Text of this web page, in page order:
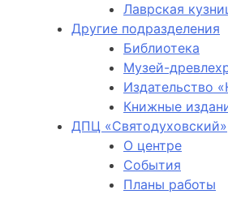
Лаврская
Другие подразделения
Библиотека
Музей-
Издательство
Книжные
ДПЦ «Святодуховский»
О центре
События
Планы работы